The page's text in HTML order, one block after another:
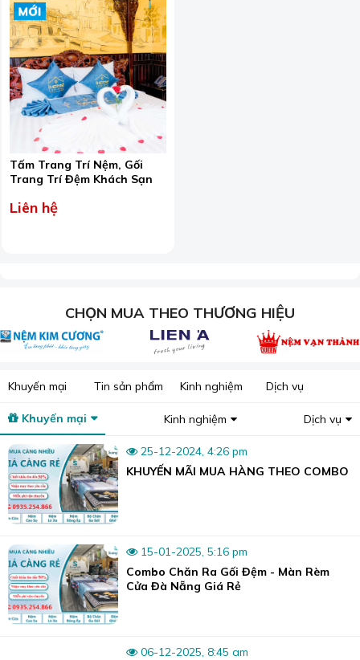
Tấm Trang Trí Nệm, Gối
Trang Trí Đệm Khách Sạn
Liên hệ
CHỌN MUA THEO THƯƠNG HIỆU
Khuyến mại Tin sản phẩm Kinh nghiệm Dịch vụ
Khuyến mại Kinh nghiệm Dịch vụ
25-12-2024, 4:26 pm
KHUYẾN MÃI MUA HÀNG THEO COMBO
15-01-2025, 5:16 pm
Combo Chăn Ra Gối Đệm - Màn Rèm
Cửa Đà Nẵng Giá Rẻ
06-12-2025, 8:45 am